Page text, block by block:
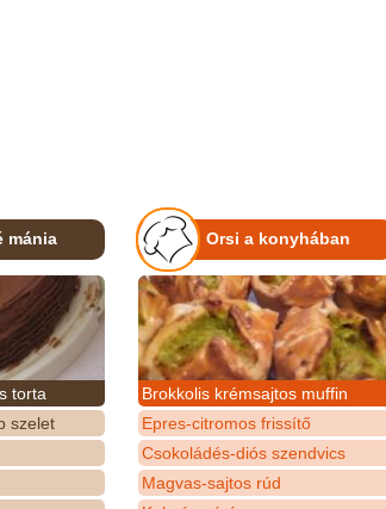
mánia
torta
szelet
Orsi a konyhában
Brokkolis krémsajtos muffin
Epres-citromos frissítő
Csokoládés-diós szendvics
Magvas-sajtos rúd